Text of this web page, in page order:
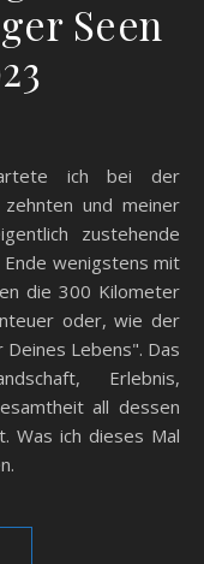
Seen
und meiner
zustehende
wenigstens mit
die 300 Kilometer
oder, wie der
Lebens". Das
Erlebnis,
all dessen
Was ich dieses Mal